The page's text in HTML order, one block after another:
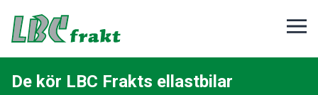
De kör LBC Frakts ellastbilar